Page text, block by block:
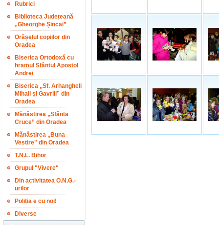
Rubrici
Biblioteca Județeană
„Gheorghe Șincai”
Orășelul copiilor din
Oradea
Biserica Ortodoxă cu
hramul Sfântul Apostol
Andrei
Biserica ,,Sf. Arhangheli
Mihail și Gavriil” din
Oradea
Mănăstirea ,,Sfânta
Cruce” din Oradea
Mănăstirea ,,Buna
Vestire" din Oradea
T.N.L. Bihor
Grupul "Vivere"
Din activitatea O.N.G.-
urilor
Poliția e cu noi!
Diverse